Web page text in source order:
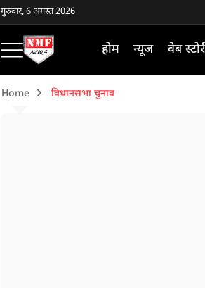
गुरुवार, 6 अगस्त 2026
होम न्यूज वेब
Home विधानसभा चुनाव